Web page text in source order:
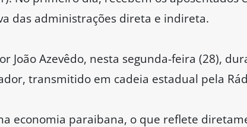
das administrações direta e indireta.
João Azevêdo, nesta segunda-feira (28),
transmitido em cadeia estadual pela
economia paraibana, o que reflete